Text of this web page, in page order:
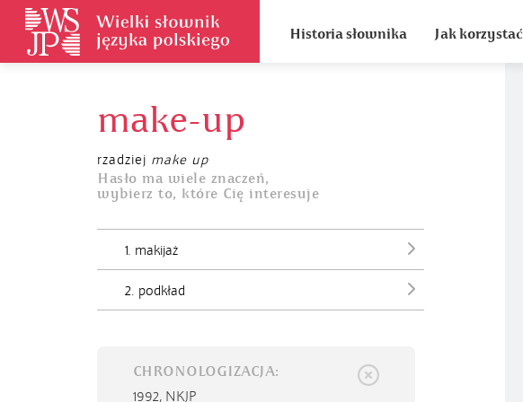
Historia słownika Jak korzystać
make-up
rzadziej make up
Hasło ma wiele znaczeń,
wybierz to, które Cię interesuje
1. makijaż
2. podkład
CHRONOLOGIZACJA:
1992, NKJP